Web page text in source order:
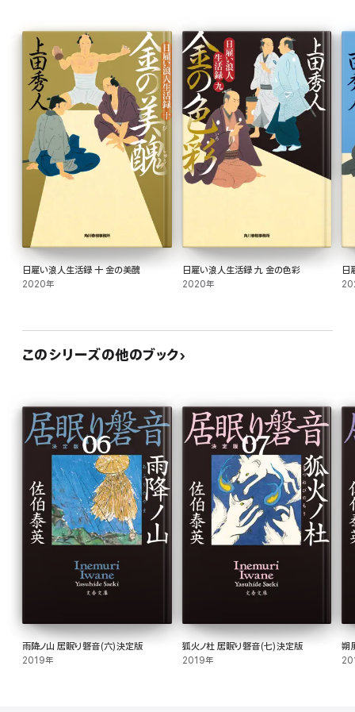
日雇い浪人生活録 十 金の美醜
2020年
日雇い浪人生活録 九 金の色彩
2020年
日
このシリーズの他のブック
雨降ノ山 居眠り磐音(六)決定版
2019年
狐火ノ杜 居眠り磐音(七)決定版
2019年
朔